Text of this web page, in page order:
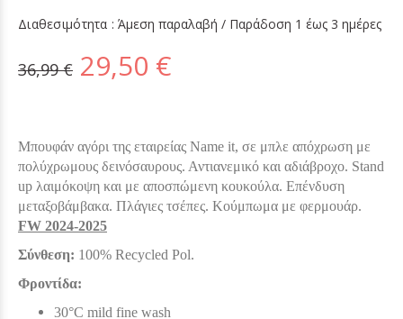
Διαθεσιμότητα :Άμεση παραλαβή / Παράδoση 1 έως 3 ημέρες
36,99 € 29,50 €
Μπουφάν αγόρι της εταιρείας Name it, σε μπλε απόχρωση με
πολύχρωμους δεινόσαυρους. Αντιανεμικό και αδιάβροχο. Stand
up λαιμόκοψη και με αποσπώμενη κουκούλα. Επένδυση
μεταξοβάμβακα. Πλάγιες τσέπες. Κούμπωμα με φερμουάρ.
FW 2024-2025
Σύνθεση: 100% Recycled Pol.
Φροντίδα:
30°C mild fine wash